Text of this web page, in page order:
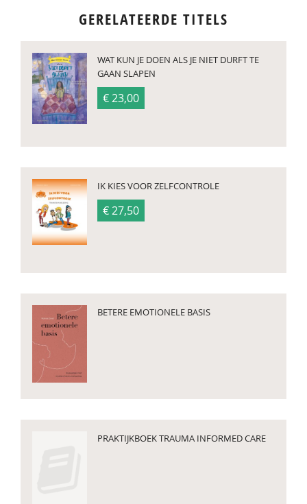
GERELATEERDE TITELS
WAT KUN JE DOEN ALS JE NIET DURFT TE
GAAN SLAPEN
€ 23,00
IK KIES VOOR ZELFCONTROLE
€ 27,50
BETERE EMOTIONELE BASIS
PRAKTIJKBOEK TRAUMA INFORMED CARE